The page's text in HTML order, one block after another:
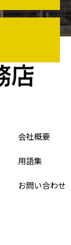
会社概要
用語集
お問い合わせ